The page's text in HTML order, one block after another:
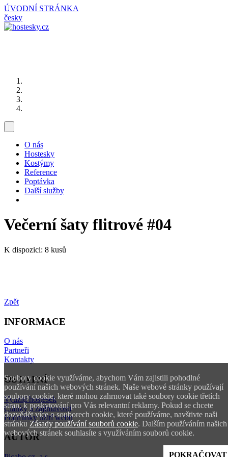
Soubory cookie využíváme, abychom Vám zajistili pohodlné
používání našich webových stránek. Naše webové stránky používají
soubory cookie, které mohou zahrnovat také soubory cookie třetích
stran, k poskytování pro Vás relevantní reklamy. Pokud se chcete
dozvědět více o souborech cookie, které používáme, navštivte naši
stránkuZásady používání souborů cookie. Dalším používáním našich
webových stránek souhlasíte s využíváním souborů cookie.
POKRAČOVAT
ÚVODNÍ STRÁNKA
česky
O nás
Hostesky
Kostýmy
Reference
Poptávka
Další služby
Večerní šaty flitrové #04
K dispozici: 8 kusů
Zpět
INFORMACE
O nás
Partneři
Kontakty
OSTATNÍ
Využití hostesek
Články a zajímavosti
Podmínky užití webu
AUTOR